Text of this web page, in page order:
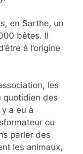
en Sarthe, un
bêtes. Il
à l’origine
les
quotidien des
a eu à
ou
parler des
les animaux,